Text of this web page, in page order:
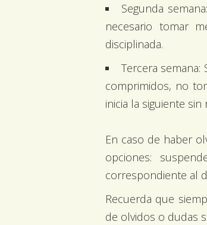
Segunda
necesario tomar
disciplinada.
Tercera
comprimidos, no
inicia la siguiente
En caso de haber
opciones:
correspondiente al
Recuerda que
de olvidos o dudas